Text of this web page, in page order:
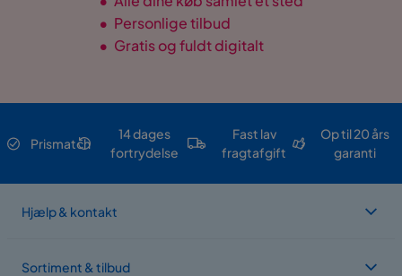
• Personlige tilbud
• Gratis og fuldt digitalt
Prismatch
14 dages
fortrydelse
Fast lav
fragtafgift
Op til 20 års
garanti
Hjælp & kontakt
Sortiment & tilbud